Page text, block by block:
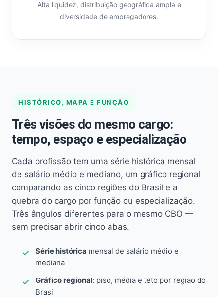
Alta liquidez, distribuição geográfica ampla e
diversidade de empregadores.
HISTÓRICO, MAPA E FUNÇÃO
Três visões do mesmo cargo:
tempo, espaço e especialização
Cada profissão tem uma série histórica mensal
de salário médio e mediano, um gráfico regional
comparando as cinco regiões do Brasil e a
quebra do cargo por função ou especialização.
Três ângulos diferentes para o mesmo CBO —
sem precisar abrir cinco abas.
Série histórica mensal de salário médio e
mediana
Gráfico regional: piso, média e teto por região do
Brasil